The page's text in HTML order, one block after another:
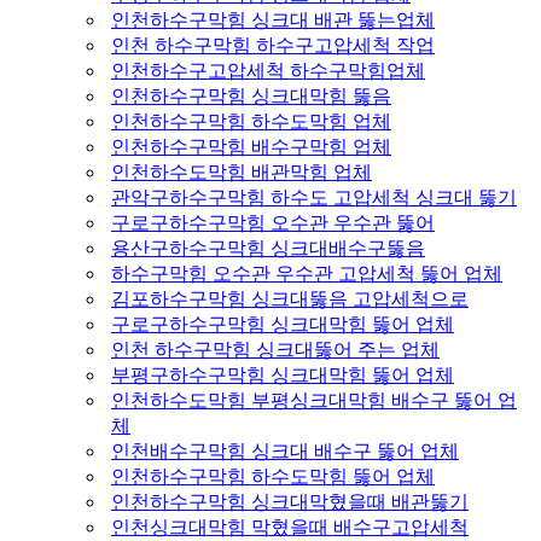
인천하수구막힘 싱크대 배관 뚫는업체
인천 하수구막힘 하수구고압세척 작업
인천하수구고압세척 하수구막힘업체
인천하수구막힘 싱크대막힘 뚫음
인천하수구막힘 하수도막힘 업체
인천하수구막힘 배수구막힘 업체
인천하수도막힘 배관막힘 업체
관악구하수구막힘 하수도 고압세척 싱크대 뚫기
구로구하수구막힘 오수관 우수관 뚫어
용산구하수구막힘 싱크대배수구뚫음
하수구막힘 오수관 우수관 고압세척 뚫어 업체
김포하수구막힘 싱크대뚫음 고압세척으로
구로구하수구막힘 싱크대막힘 뚫어 업체
인천 하수구막힘 싱크대뚫어 주는 업체
부평구하수구막힘 싱크대막힘 뚫어 업체
인천하수도막힘 부평싱크대막힘 배수구 뚫어 업
체
인천배수구막힘 싱크대 배수구 뚫어 업체
인천하수구막힘 하수도막힘 뚫어 업체
인천하수구막힘 싱크대막혔을때 배관뚫기
인천싱크대막힘 막혔을때 배수구고압세척